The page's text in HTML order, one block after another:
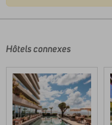
écrits
nos
clients
après
leur
séjour
Hôtels connexes